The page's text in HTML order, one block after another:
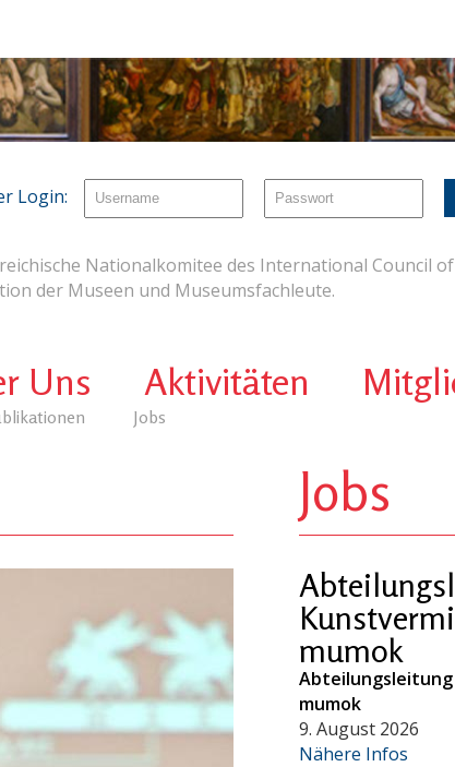
Nationalkomitee des International Council
der Museen und Museumsfachleute.
Jobs
Uns Aktivitäten
Login:
Jobs
mumok
mumok
9. August 2026
Nähere Infos